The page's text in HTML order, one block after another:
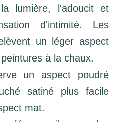
lumière, l'adoucit et
d'intimité. Les
un léger aspect
à la chaux.
un aspect poudré
satiné plus facile
mat.